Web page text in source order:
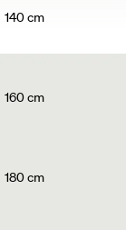
140 cm
160 cm
180 cm